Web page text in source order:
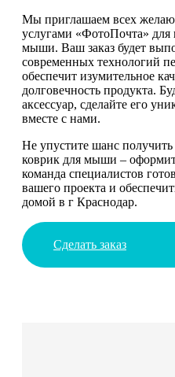
Мы приглашаем всех
услугами «ФотоПочта» для
мыши. Ваш заказ будет
современных технологий
обеспечит изумительное
долговечность продукта.
аксессуар, сделайте его
вместе с нами.
Не упустите шанс
коврик для мыши –
команда специалистов
вашего проекта и
домой в г Краснодар.
Сделать заказ